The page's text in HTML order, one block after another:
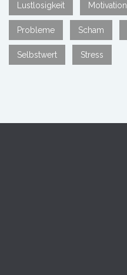
Lustlosigkeit Motivation
Probleme Scham
Selbstwert Stress